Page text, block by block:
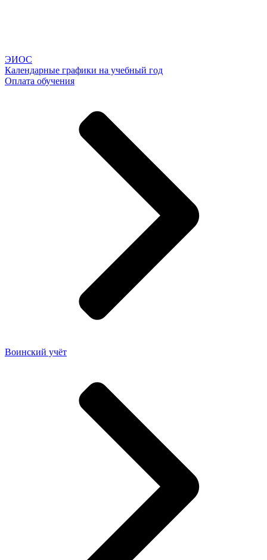
ЭИОС
Календарные графики на учебный год
Оплата обучения
Воинский учёт